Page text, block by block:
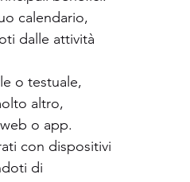
calendario,
dalle attività
o testuale,
altro,
o app.
con dispositivi
di